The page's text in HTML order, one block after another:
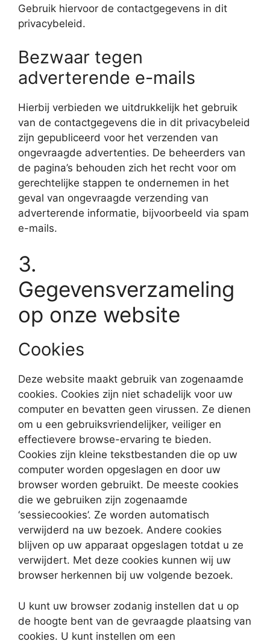
Gebruik hiervoor de contactgegevens in dit
privacybeleid.
Bezwaar tegen
adverterende e-mails
Hierbij verbieden we uitdrukkelijk het gebruik
van de contactgegevens die in dit privacybeleid
zijn gepubliceerd voor het verzenden van
ongevraagde advertenties. De beheerders van
de pagina’s behouden zich het recht voor om
gerechtelijke stappen te ondernemen in het
geval van ongevraagde verzending van
adverterende informatie, bijvoorbeeld via spam
e-mails.
3.
Gegevensverzameling
op onze website
Cookies
Deze website maakt gebruik van zogenaamde
cookies. Cookies zijn niet schadelijk voor uw
computer en bevatten geen virussen. Ze dienen
om u een gebruiksvriendelijker, veiliger en
effectievere browse-ervaring te bieden.
Cookies zijn kleine tekstbestanden die op uw
computer worden opgeslagen en door uw
browser worden gebruikt. De meeste cookies
die we gebruiken zijn zogenaamde
‘sessiecookies’. Ze worden automatisch
verwijderd na uw bezoek. Andere cookies
blijven op uw apparaat opgeslagen totdat u ze
verwijdert. Met deze cookies kunnen wij uw
browser herkennen bij uw volgende bezoek.
U kunt uw browser zodanig instellen dat u op
de hoogte bent van de gevraagde plaatsing van
cookies. U kunt instellen om een ​​